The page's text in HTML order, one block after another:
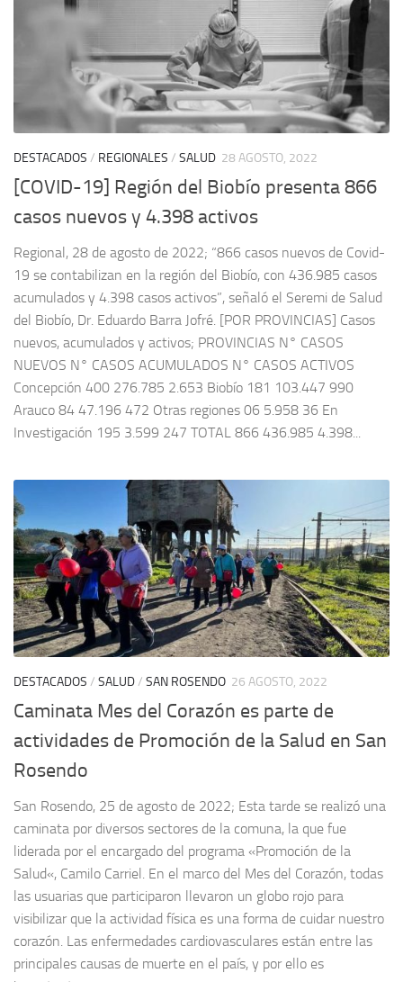
DESTACADOS / REGIONALES / SALUD 28 AGOSTO, 2022
[COVID-19] Región del Biobío presenta 866
casos nuevos y 4.398 activos
Regional, 28 de agosto de 2022; “866 casos nuevos de Covid-
19 se contabilizan en la región del Biobío, con 436.985 casos
acumulados y 4.398 casos activos”, señaló el Seremi de Salud
del Biobío, Dr. Eduardo Barra Jofré. [POR PROVINCIAS] Casos
nuevos, acumulados y activos; PROVINCIAS N° CASOS
NUEVOS N° CASOS ACUMULADOS N° CASOS ACTIVOS
Concepción 400 276.785 2.653 Biobío 181 103.447 990
Arauco 84 47.196 472 Otras regiones 06 5.958 36 En
Investigación 195 3.599 247 TOTAL 866 436.985 4.398...
DESTACADOS / SALUD/ SAN ROSENDO 26 AGOSTO, 2022
Caminata Mes del Corazón es parte de
actividades de Promoción de la Salud en San
Rosendo
San Rosendo, 25 de agosto de 2022; Esta tarde se realizó una
caminata por diversos sectores de la comuna, la que fue
liderada por el encargado del programa «Promoción de la
Salud«, Camilo Carriel. En el marco del Mes del Corazón, todas
las usuarias que participaron llevaron un globo rojo para
visibilizar que la actividad física es una forma de cuidar nuestro
corazón. Las enfermedades cardiovasculares están entre las
principales causas de muerte en el país, y por ello es